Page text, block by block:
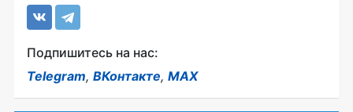
Подпишитесь на нас:
Telegram, ВКонтакте, MAX